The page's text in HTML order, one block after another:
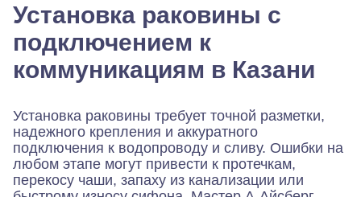
Установка раковины с
подключением к
коммуникациям в Казани
Установка раковины требует точной разметки,
надежного крепления и аккуратного
подключения к водопроводу и сливу. Ошибки на
любом этапе могут привести к протечкам,
перекосу чаши, запаху из канализации или